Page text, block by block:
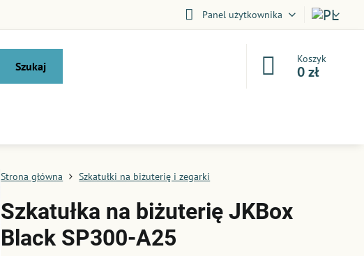
Panel użytkownika
Szukaj
Koszyk
0 zł
Strona główna Szkatułki na biżuterię i zegarki
Szkatułka na biżuterię JKBox
Black SP300-A25